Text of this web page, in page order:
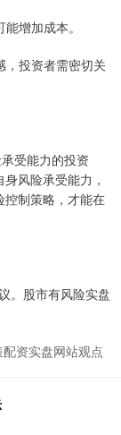
增加成本。
，投资者需密切关
受能力的投资
风险承受能力，
控制策略，才能在
。股市有风险实盘
资实盘网站观点